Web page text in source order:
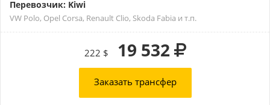
Перевозчик: Kiwi
VW Polo, Opel Corsa, Renault Clio, Skoda Fabia и т.п.
222 $ 19 532
Заказать трансфер